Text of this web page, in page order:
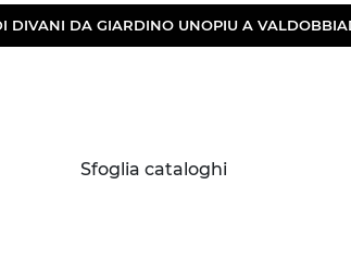
DIVANI DA GIARDINO UNOPIU A
Sfoglia cataloghi